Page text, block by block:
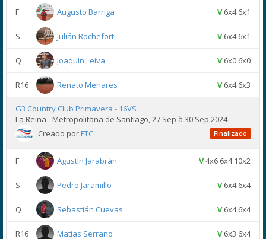
F Augusto Barriga V6x4 6x1
S Julián Rochefort V6x4 6x1
Q Joaquin Leiva V6x0 6x0
R16 Renato Menares V6x4 6x3
G3 Country Club Primavera - 16VS
La Reina - Metropolitana de Santiago, 27 Sep à 30 Sep 2024
Creado porFTC Finalizado
F Agustín Jarabrán V4x6 6x4 10x2
S Pedro Jaramillo V6x4 6x4
Q Sebastián Cuevas V6x4 6x4
R16 Matias Serrano V6x3 6x4